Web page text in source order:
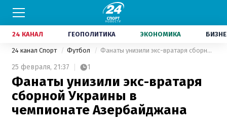
24 КАНАЛ ГЕОПОЛИТИКА ЭКОНОМИКА
24 канал Спорт Футбол Фанаты унизили экс-вратаря сборной Украины в чемпионате Азербайджана
25 февраля, 21:37 1
Фанаты унизили экс-вратаря
сборной Украины в
чемпионате Азербайджана